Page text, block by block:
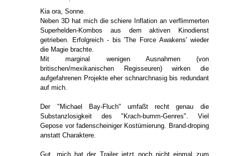
Kia ora, Sonne.
Neben 3D hat mich die schiere Inflation an verflimmerten
Superhelden-Kombos aus dem aktiven Kinodienst
getrieben. Erfolgreich - bis 'The Force Awakens' wieder
die Magie brachte.
Mit marginal wenigen Ausnahmen (von
britischen/mexikanischen Regisseuren) wirken die
aufgefahrenen Projekte eher schnarchnasig bis redundant
auf mich.
Der "Michael Bay-Fluch" umfaßt recht genau die
Substanzlosigkeit des "Krach-bumm-Genres". Viel
Gepose vor fadenscheiniger Kostümierung. Brand-droping
anstatt Charaktere.
Gut, mich hat der Trailer jetzt noch nicht einmal zum